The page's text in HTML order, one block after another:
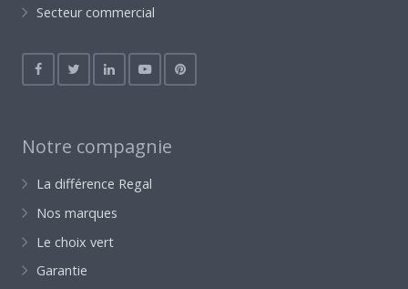
Secteur commercial
Notre compagnie
La différence Regal
Nos marques
Le choix vert
Garantie